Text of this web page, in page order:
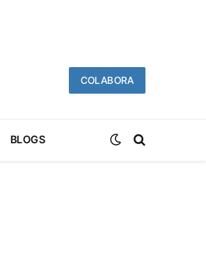
COLABORA
BLOGS